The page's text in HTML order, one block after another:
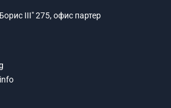
III" 275, офис партер